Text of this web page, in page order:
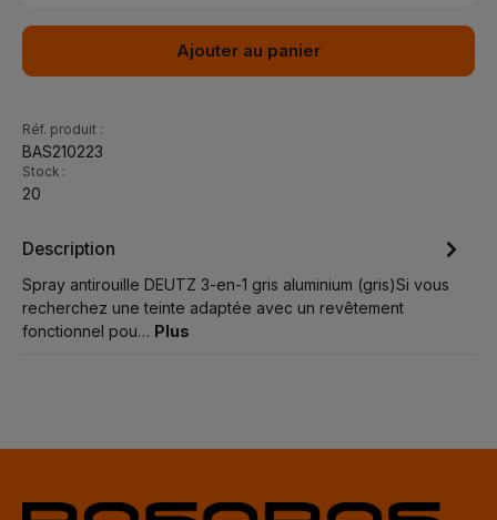
Ajouter au panier
Réf. produit :
BAS210223
Stock :
20
Description
Spray antirouille DEUTZ 3-en-1 gris aluminium (gris)Si vous
recherchez une teinte adaptée avec un revêtement
fonctionnel pou… Plus